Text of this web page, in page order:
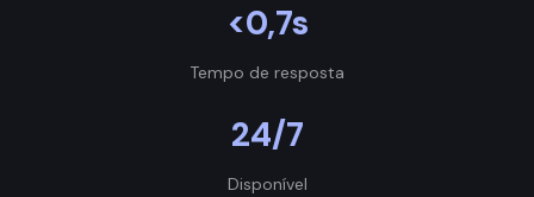
<0,7s
Tempo de resposta
24/7
Disponível